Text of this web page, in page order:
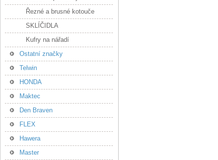
Řezné a brusné kotouče
SKLÍČIDLA
Kufry na nářadí
Ostatní značky
Telwin
HONDA
Maktec
Den Braven
FLEX
Hawera
Master